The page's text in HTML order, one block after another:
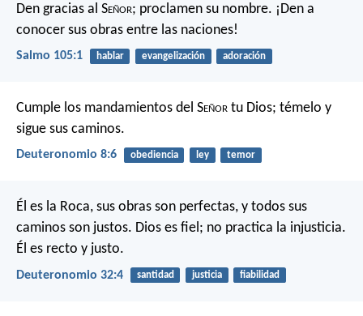
Den gracias al Señor; proclamen su nombre. ¡Den a
conocer sus obras entre las naciones!
Salmo 105:1 hablar evangelización adoración
Cumple los mandamientos del Señor tu Dios; témelo y
sigue sus caminos.
Deuteronomio 8:6 obediencia ley temor
Él es la Roca, sus obras son perfectas, y todos sus
caminos son justos. Dios es fiel; no practica la injusticia.
Él es recto y justo.
Deuteronomio 32:4 santidad justicia fiabilidad